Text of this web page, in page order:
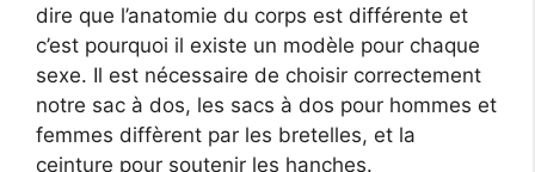
dire que l’anatomie du corps est différente et
c’est pourquoi il existe un modèle pour chaque
sexe. Il est nécessaire de choisir correctement
notre sac à dos, les sacs à dos pour hommes et
femmes diffèrent par les bretelles, et la
ceinture pour soutenir les hanches.